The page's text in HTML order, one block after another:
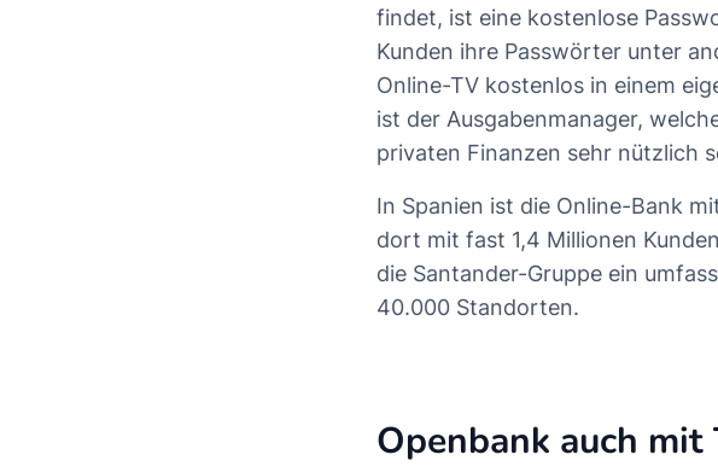
findet, ist eine kostenlose
Kunden ihre Passwörter unter
Online-TV kostenlos in einem
ist der Ausgabenmanager,
privaten Finanzen sehr nützlich
In Spanien ist die Online-Bank
dort mit fast 1,4 Millionen
die Santander-Gruppe ein
40.000 Standorten.
Openbank auch